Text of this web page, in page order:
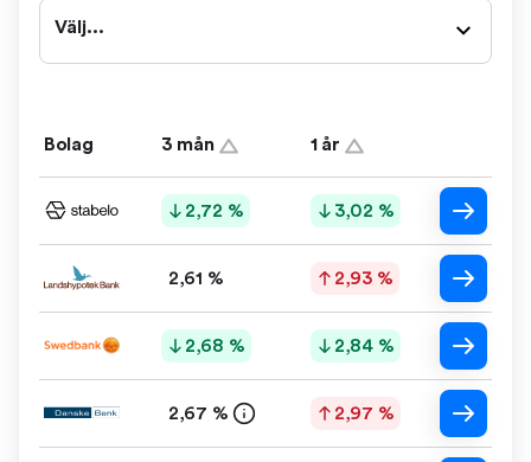
Välj...
Bolag 3 mån 1 år
2,72 % 3,02 %
2,61 % 2,93 %
2,68 % 2,84 %
2,67 % 2,97 %